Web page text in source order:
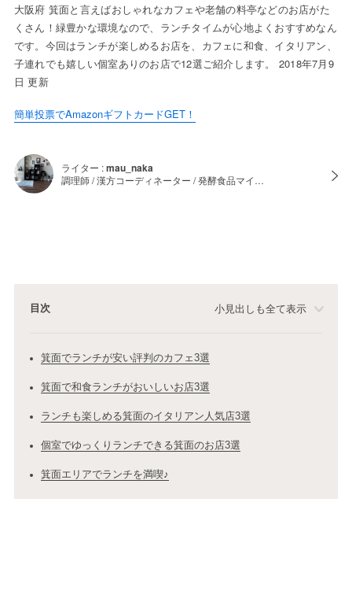
大阪府 箕面と言えばおしゃれなカフェや老舗の料亭などのお店がた
くさん！緑豊かな環境なので、ランチタイムが心地よくおすすめなん
です。今回はランチが楽しめるお店を、カフェに和食、イタリアン、
子連れでも嬉しい個室ありのお店で12選ご紹介します。 2018年7月9
日 更新
簡単投票でAmazonギフトカードGET！
ライター :mau_naka
調理師 / 漢方コーディネーター / 発酵食品マイ…
目次 小見出しも全て表示
箕面でランチが安い評判のカフェ3選
箕面で和食ランチがおいしいお店3選
ランチも楽しめる箕面のイタリアン人気店3選
個室でゆっくりランチできる箕面のお店3選
箕面エリアでランチを満喫♪